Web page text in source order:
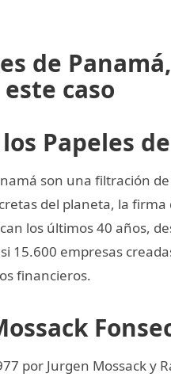
de
caso
Papeles
son una filtración
del planeta, la
los últimos 40 años,
15.600 empresas
financieros.
por Jurgen Mossack y